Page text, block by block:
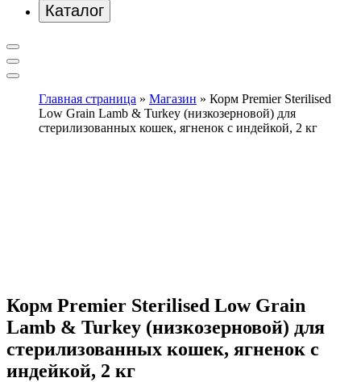
Каталог
Главная страница » Магазин » Корм Premier Sterilised
Low Grain Lamb & Turkey (низкозерновой) для
стерилизованных кошек, ягненок с индейкой, 2 кг
Корм Premier Sterilised Low Grain
Lamb & Turkey (низкозерновой) для
стерилизованных кошек, ягненок с
индейкой, 2 кг